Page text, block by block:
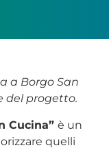
a Borgo San
del progetto.
Cucina” è un
quelli